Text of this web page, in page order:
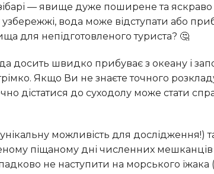
вода може відступати або
для непідготовленого туриста? 🤔
Якщо Ви не знаєте точного
дістатися до суходолу може стати
піщаному дні численних мешканців
не наступити на морського їжака